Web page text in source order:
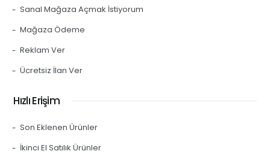
Sanal Mağaza Açmak İstiyorum
Mağaza Ödeme
Reklam Ver
Ücretsiz İlan Ver
Hızlı Erişim
Son Eklenen Ürünler
İkinci El Satılık Ürünler